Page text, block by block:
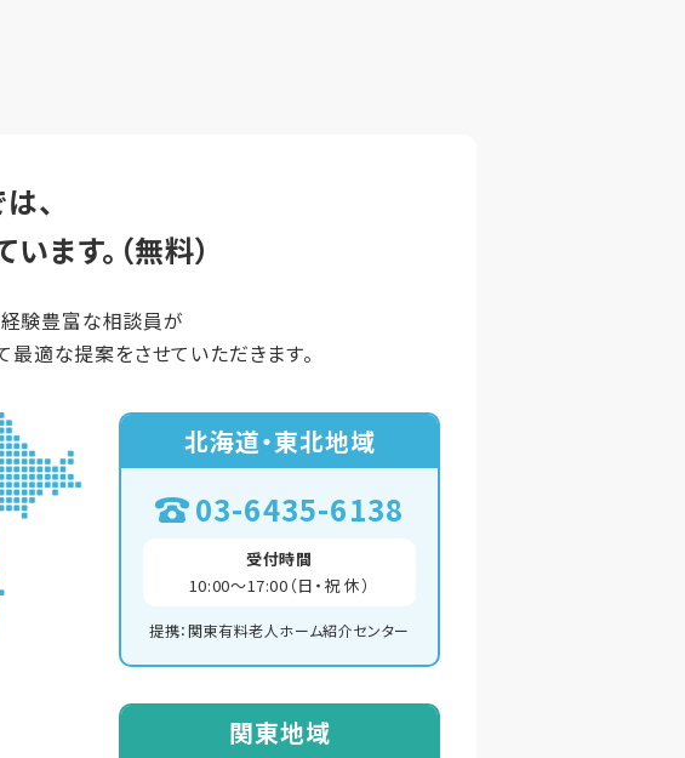
、
ます。（無料）
験豊富な相談員が
適な提案をさせていただきます。
関東地域
北海道・東北地域
03-6435-6138
受付時間
10:00～17:00（日・祝 休）
提携：関東有料老人ホーム紹介センター